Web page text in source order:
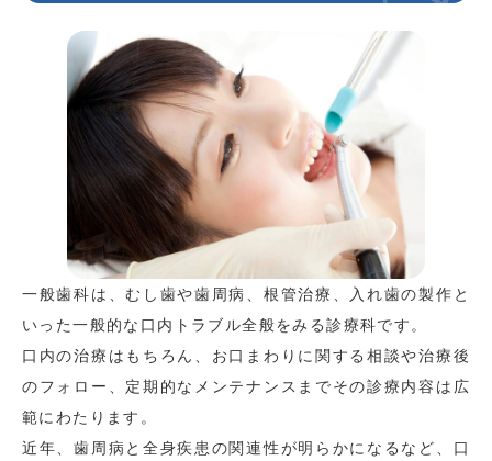
一般歯科は、むし歯や歯周病、根管治療、入れ歯の製作と
いった一般的な口内トラブル全般をみる診療科です。
口内の治療はもちろん、お口まわりに関する相談や治療後
のフォロー、定期的なメンテナンスまでその診療内容は広
範にわたります。
近年、歯周病と全身疾患の関連性が明らかになるなど、口